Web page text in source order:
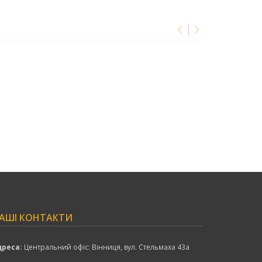
КОНТАКТИ
Центральний офіс: Вінниця, вул. Стельмаха 43а